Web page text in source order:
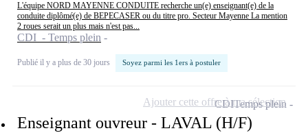
L'équipe NORD MAYENNE CONDUITE recherche un(e) enseignant(e) de la
conduite diplômé(e) de BEPECASER ou du titre pro. Secteur Mayenne La mention
2 roues serait un plus mais n'est pas...
CDI - Temps plein
Publié il y a plus de 30 jours Soyez parmi les 1ers à postuler
Enseignant ouvreur - LAVAL (H/F)
CDITemps plein
Ajouter cette offre à ma sélection